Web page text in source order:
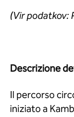
(Vir podatkov:
Descrizione
Il percorso
iniziato a